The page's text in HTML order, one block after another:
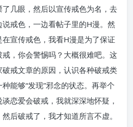
几眼，然后以宣传戒色为名，去
戒色，一边看帖子里的H漫。然
宣传戒色，我看H漫是为了保证
，你会警惕吗？大概很难吧。这
戒文章的原因，认识各种破戒类
能够“发现”邪念的状态。再举个
恋爱会破戒，我就深深地怀疑，
后破戒了，我才知道所言不虚。